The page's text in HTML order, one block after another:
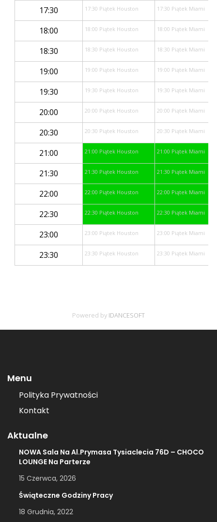
Menu
Polityka Prywatności
Kontakt
Aktualne
NOWA Sala Na Al.Prymasa Tysiaclecia 76D – CHOCO
LOUNGE Na Parterze
15 Czerwca, 2026
Świąteczne Godziny Pracy
18 Grudnia, 2022